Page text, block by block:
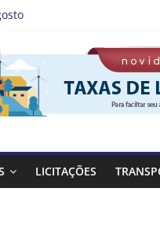
lindos!
da região
LICITAÇÕES